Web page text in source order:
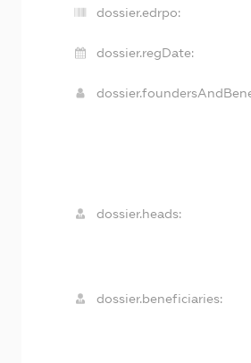
dossier.edrpo:
dossier.regDate:
dossier.heads:
dossier.beneficiaries: